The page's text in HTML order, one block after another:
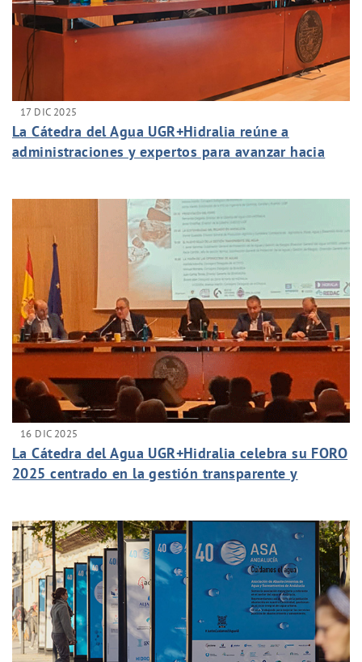
17 DIC 2025
La Cátedra del Agua UGR+Hidralia reúne a
administraciones y expertos para avanzar hacia
16 DIC 2025
La Cátedra del Agua UGR+Hidralia celebra su FORO
2025 centrado en la gestión transparente y